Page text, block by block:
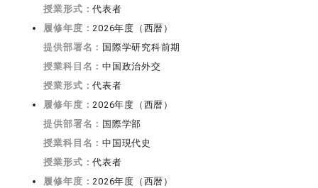
授業形式：代表者
履修年度：2026年度（西暦）
提供部署名： 国際学研究科前期
授業科目名：中国政治外交
授業形式：代表者
履修年度：2026年度（西暦）
提供部署名： 国際学部
授業科目名：中国現代史
授業形式：代表者
履修年度：2026年度（西暦）